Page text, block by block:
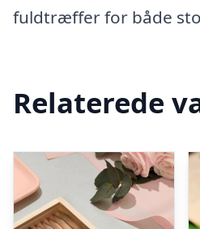
fuldtræffer for både
Relaterede